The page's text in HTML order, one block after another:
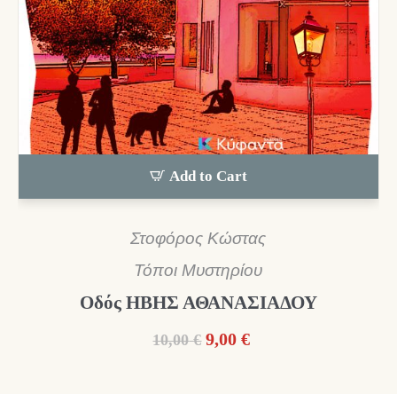
Add to Cart
Στοφόρος Κώστας
Τόποι Μυστηρίου
Οδός ΗΒΗΣ ΑΘΑΝΑΣΙΑΔΟΥ
10,00 € Original
9,00 €Η